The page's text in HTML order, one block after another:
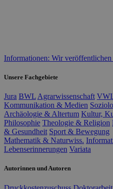
Informationen: Wir
Unsere Fachgebiete
Jura BWL Agrarwissenschaft
Kommunikation & Medien
Archäologie & Altertum Kultur,
Philosophie Theologie & Religion
& Gesundheit Sport & Bewegung
Mathematik & Naturwiss.
Lebenserinnerungen Variata
Autorinnen und Autoren